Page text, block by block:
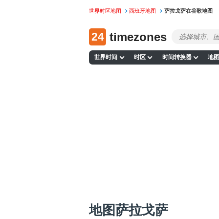
世界时区地图 西班牙地图 萨拉戈萨在谷歌地图
24 timezones
世界时间 时区 时间转换器 地图
地图萨拉戈萨